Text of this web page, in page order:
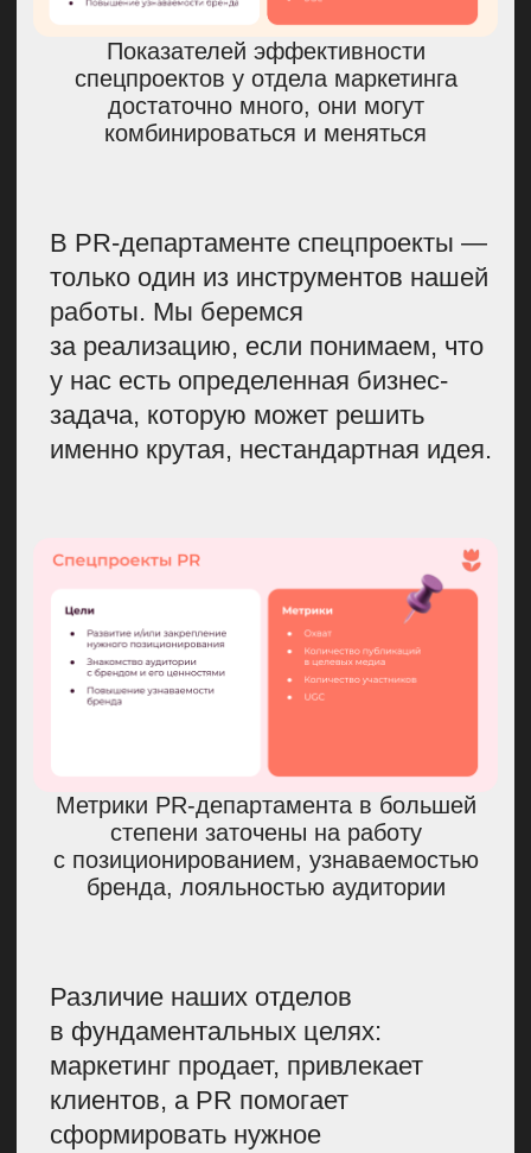
Придумали концепцию
спецпроекта
Среди наших селлеров около 70%
красивыми и свежими. Мы изучили
ситуацию с женским
предпринимательством в России
в целом и получили интересные
данные.
ОКАЗАЛОСЬ, ЧТО:
ИЗ ВСЕХ
ЧЕЛОВЕК;
БОЛЬШИНСТВО ИЗ НИХ
РАЗВИВАЮТ
НЕКРУПНЫЙ БИЗНЕС
БЕЗ НАЕМНЫХ
СОТРУДНИКОВ ЛИБО
С НЕБОЛЬШОЙ
ЧЕТВЕРТЬ
ПРЕДПРИНИМАТЕЛЬНИЦ
ВЕДЕТБИЗНЕС
НА МАРКЕТПЛЕЙСАХ.
почувствовать себя увереннее
поддержку.
Мы сразу понимали, что, скорее
всего, будем готовить бесплатный
обучающий продукт и конкурс